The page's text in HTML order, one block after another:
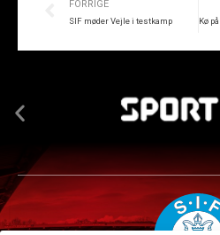
FORRIGE
SIF møder Vejle i testkamp